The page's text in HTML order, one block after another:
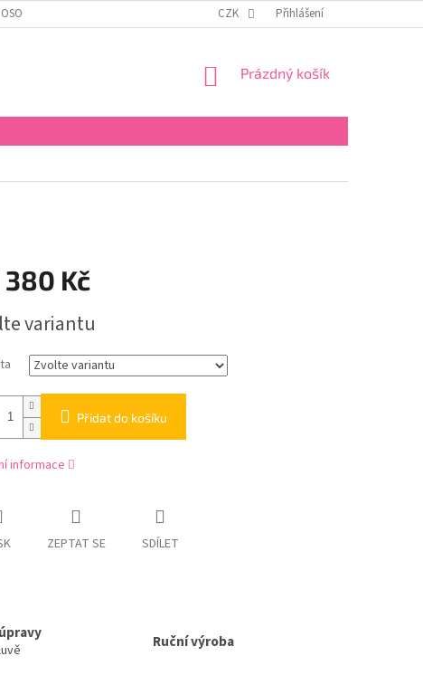
ÚDAJŮ REKLAMAČNÍ ŘÁD
CZK Přihlášení
NÁKUPNÍ
Prázdný košík
380 Kč
variantu
Přidat do košíku
informace
ZEPTAT SE SDÍLET
Ruční výroba